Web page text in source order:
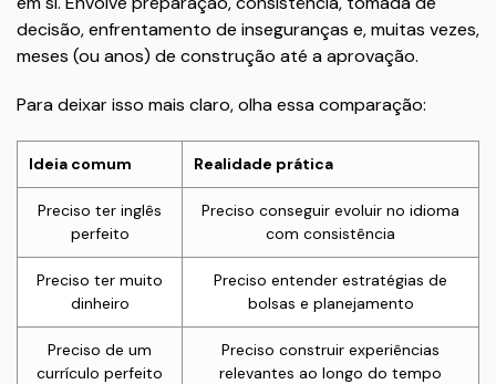
decisão, enfrentamento de inseguranças e, muitas vezes,
meses (ou anos) de construção até a aprovação.
Para deixar isso mais claro, olha essa comparação:
Ideia comum Realidade prática
Preciso ter inglês
perfeito
Preciso conseguir evoluir no idioma
com consistência
Preciso ter muito
dinheiro
Preciso entender estratégias de
bolsas e planejamento
Preciso de um
currículo perfeito
Preciso construir experiências
relevantes ao longo do tempo